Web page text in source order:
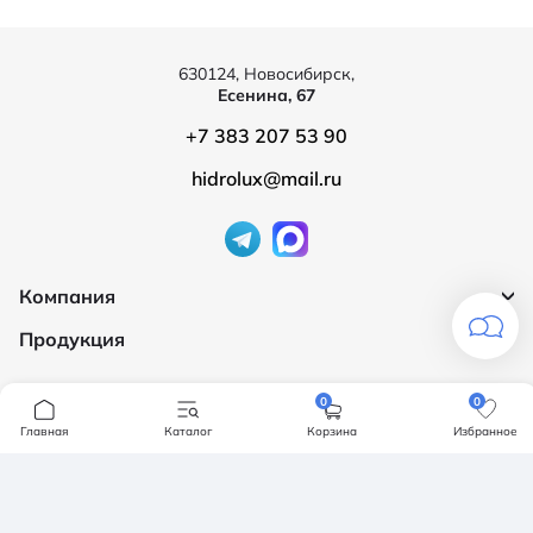
Компания
О компании
Доставка и оплата
Продукция
Мебель для ванной
630124, Новосибирск,
Есенина, 67
+7 383 207 53 90
hidrolux@mail.ru
Главная Каталог
0
Корзина
0
Избранное